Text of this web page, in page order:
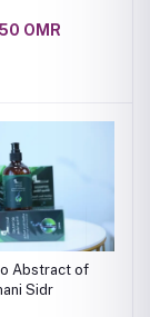
OMR
Abstract of
Sidr